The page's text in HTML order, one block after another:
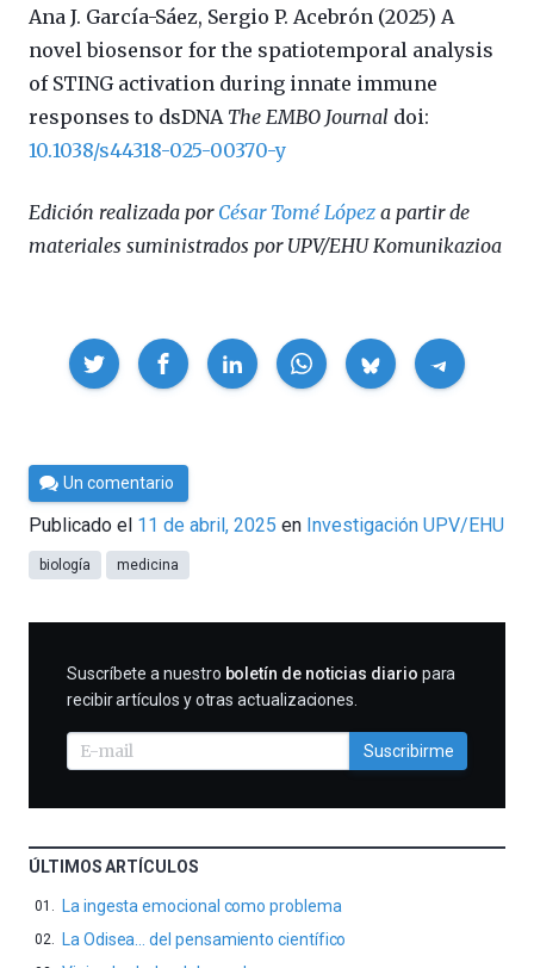
Ana J. García-Sáez, Sergio P. Acebrón (2025) A
novel biosensor for the spatiotemporal analysis
of STING activation during innate immune
responses to dsDNA The EMBO Journal doi:
10.1038/s44318-025-00370-y
Edición realizada por César Tomé López a partir de
materiales suministrados por UPV/EHU Komunikazioa
Compartir
Por
César
Tomé
Un comentario
Publicado el 11 de abril, 2025 en Investigación UPV/EHU
biología medicina
SUSCRIBIRME
Suscríbete a nuestro boletín de noticias diario para
recibir artículos y otras actualizaciones.
Suscribirme
ÚLTIMOS ARTÍCULOS
La ingesta emocional como problema
La Odisea… del pensamiento científico